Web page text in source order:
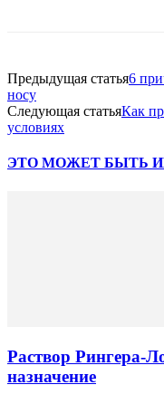
Предыдущая статья6
носу
Следующая статьяКак
условиях
ЭТО МОЖЕТ БЫТЬ
Раствор Рингера-
назначение